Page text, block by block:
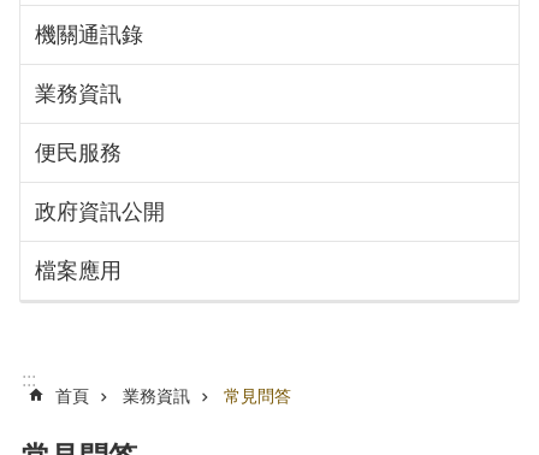
護
工
場
進
訊
息
公
識
動
機關通訊錄
業務資訊
便民服務
政府資訊公開
檔案應用
:::
首頁 業務資訊 常見問答